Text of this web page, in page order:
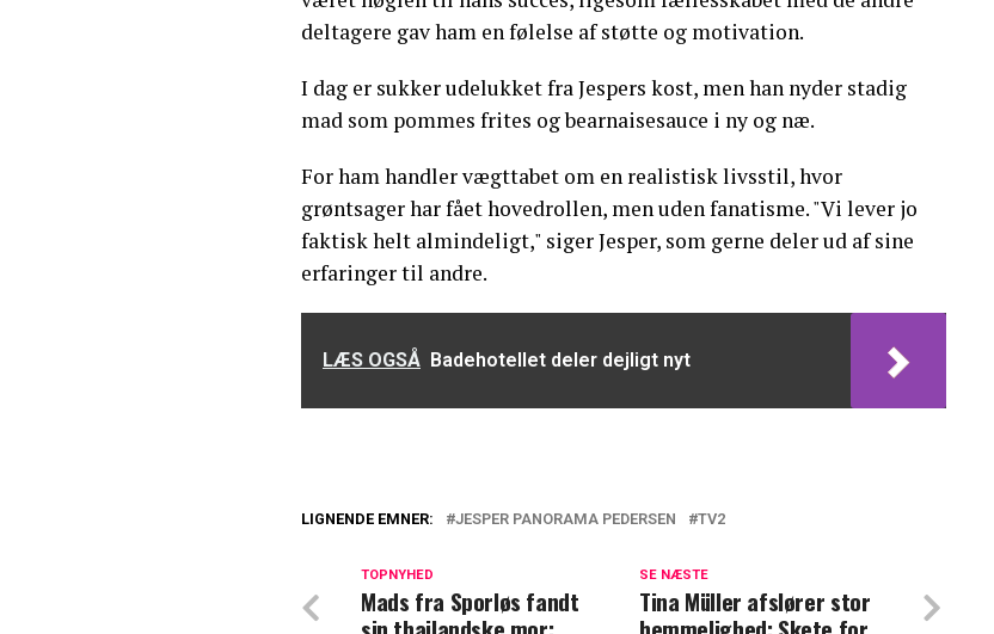
deltagere gav ham en følelse af støtte og motivation.
I dag er sukker udelukket fra Jespers kost, men han nyder stadig
mad som pommes frites og bearnaisesauce i ny og næ.
For ham handler vægttabet om en realistisk livsstil, hvor
grøntsager har fået hovedrollen, men uden fanatisme. "Vi lever jo
faktisk helt almindeligt," siger Jesper, som gerne deler ud af sine
erfaringer til andre.
LÆS OGSÅ Badehotellet deler dejligt nyt
Kendt fra Sygeplejeskolen: Her er hans kendte søn
LIGNENDE EMNER: JESPER PANORAMA PEDERSEN TV2
SE NÆSTE
Tina Müller afslører stor
TOPNYHED
Mads fra Sporløs fandt